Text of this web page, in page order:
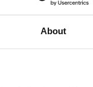
About
spazi sono adatti a